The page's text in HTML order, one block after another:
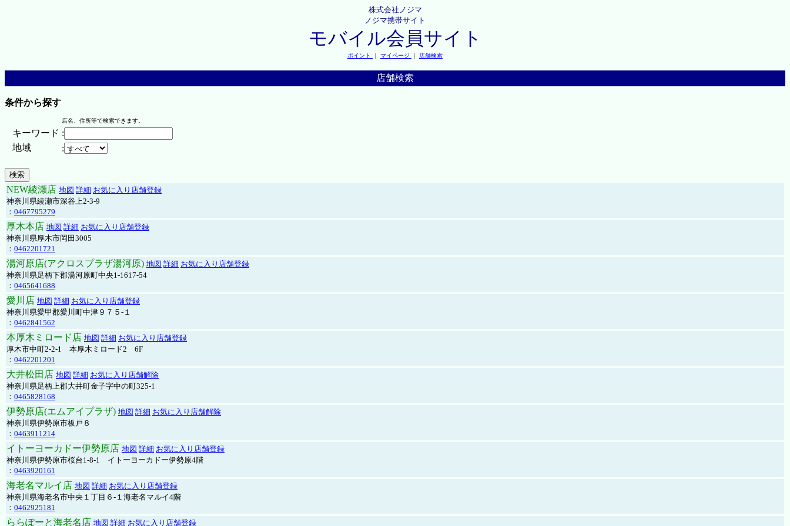
株式会社ノジマ
ノジマ携帯サイト
モバイル会員サイト
ポイント ｜ マイページ ｜ 店舗検索
店舗検索
条件から探す
店名、住所等で検索できます。
キーワード :
地域
:
NEW綾瀬店 地図 詳細 お気に入り店舗登録
神奈川県綾瀬市深谷上2-3-9
： 0467795279
厚木本店 地図 詳細 お気に入り店舗登録
神奈川県厚木市岡田3005
： 0462201721
湯河原店(アクロスプラザ湯河原) 地図 詳細 お気に入り店舗登録
神奈川県足柄下郡湯河原町中央1-1617-54
： 0465641688
愛川店 地図 詳細 お気に入り店舗登録
神奈川県愛甲郡愛川町中津９７５-１
： 0462841562
本厚木ミロード店 地図 詳細 お気に入り店舗登録
厚木市中町2-2-1 本厚木ミロード2 6F
： 0462201201
大井松田店 地図 詳細 お気に入り店舗解除
神奈川県足柄上郡大井町金子字中の町325-1
： 0465828168
伊勢原店(エムアイプラザ) 地図 詳細 お気に入り店舗解除
神奈川県伊勢原市板戸８
： 0463911214
イトーヨーカドー伊勢原店 地図 詳細 お気に入り店舗登録
神奈川県伊勢原市桜台1-8-1 イトーヨーカドー伊勢原4階
： 0463920161
海老名マルイ店 地図 詳細 お気に入り店舗登録
神奈川県海老名市中央１丁目６-１海老名マルイ4階
： 0462925181
ららぽーと海老名店 地図 詳細 お気に入り店舗登録